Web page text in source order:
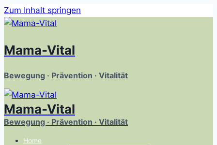
Zum Inhalt springen
Mama-Vital
Bewegung · Prävention · Vitalität
Mama-Vital
Bewegung · Prävention · Vitalität
Home